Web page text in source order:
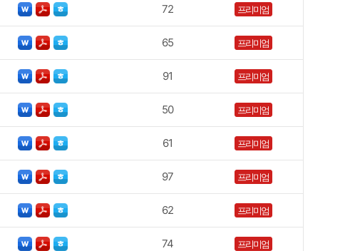
72 프리미엄
65 프리미엄
91 프리미엄
50 프리미엄
61 프리미엄
97 프리미엄
62 프리미엄
74 프리미엄